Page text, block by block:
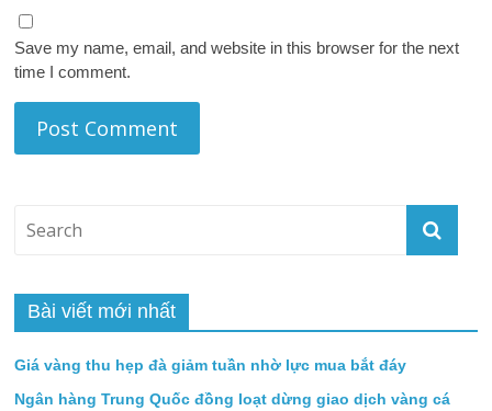
Save my name, email, and website in this browser for the next
time I comment.
Bài viết mới nhất
Giá vàng thu hẹp đà giảm tuần nhờ lực mua bắt đáy
Ngân hàng Trung Quốc đồng loạt dừng giao dịch vàng cá